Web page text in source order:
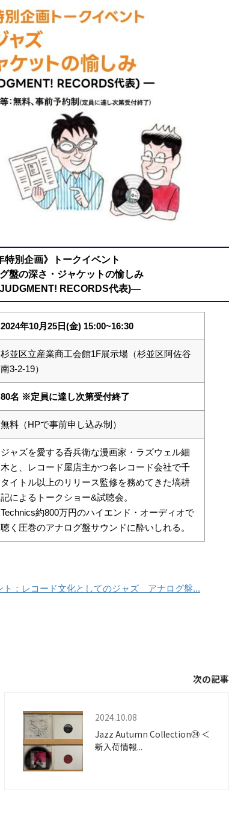
特別企画》トークイベント
盤の深さ・ジャケットの愉しみ
RECORDS代表)―
2024年10月25日(金) 15:00~16:30
杉並区立産業商工会館1F展示場（杉並区阿佐谷
南3-2-19）
80名 ※定員に達し次第受付終了
無料（HPで事前申し込み制）
ジャズを愛する呑兵衛な漫画家・ラズウェル細
木と、レコード屋店主かつ各レコード会社で千
タイトル以上のリリース監修を務めてきた塙耕
記によるトークショー&試聴会。
Technics約800万円のハイエンド・オーディオで
聴く圧巻のアナログ盤サウンドに酔いしれる。
：レコード文化としてのジャズ アナログ盤...
次の記事
2024.10.08
Jazz Autumn Collection㉔ ＜
新入荷情報...